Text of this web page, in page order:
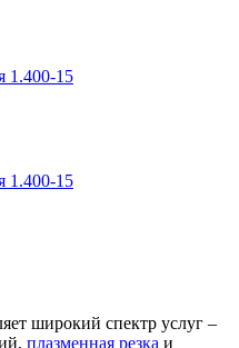
1.400-15
1.400-15
широкий спектр услуг –
плазменная резка и